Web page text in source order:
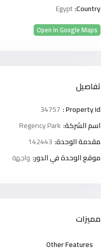
Country:
Egypt
Open In Google Maps
تفاصيل
Property Id :
34757
اسم الشركة: Regency Park
مقدمة الوحدة: 142443
موقع الوحدة في الدور: واجهة
مميزات
Other Features